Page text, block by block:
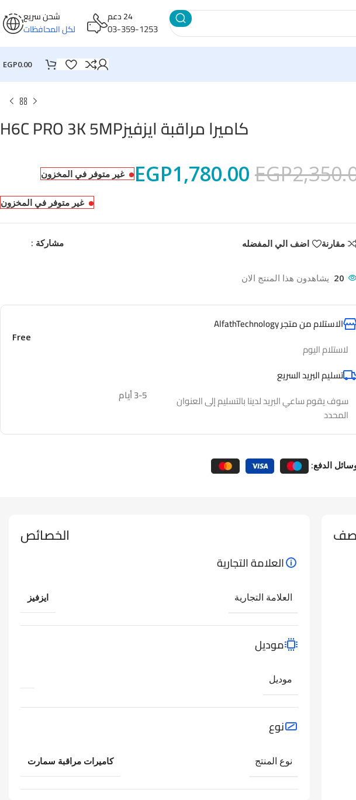
24 دعم
03-359-1253
شحن سريع
لكل المحافظات
EGP0.00
كاميرا مراقبة ايزفيزH6C PRO 3K 5MP
EGP
EGP1,780.00 غير متوفر في المخزون
غير متوفر في المخزون
مقارنة اضف الي المفضله مشاركة :
20 يشاهدون هذا المنتج الان
الاستلام من متجر AlfathTechnology
لاستلام اليوم
Free
تسليم البريد السريع
سوف يقوم ساعي البريد لدينا بالتسليم إلى العنوان
المحدد
3-5 أيام
الدفع:
الخصائص
العلامة التجارية
العلامة التجارية ايزفيز
موديل
موديل
نوع
نوع المنتج كاميرات مراقبة سمارت